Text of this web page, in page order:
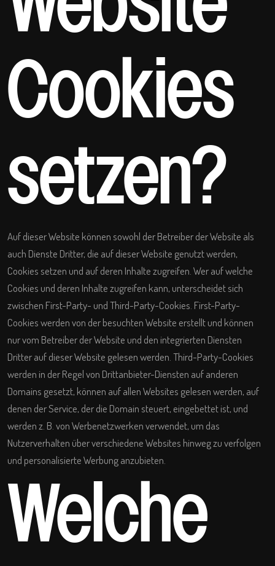
Cookies
setzen?
Auf dieser Website können sowohl der Betreiber der Website als
auch Dienste Dritter, die auf dieser Website genutzt werden,
Cookies setzen und auf deren Inhalte zugreifen. Wer auf welche
Cookies und deren Inhalte zugreifen kann, unterscheidet sich
zwischen First-Party- und Third-Party-Cookies. First-Party-
Cookies werden von der besuchten Website erstellt und können
nur vom Betreiber der Website und den integrierten Diensten
Dritter auf dieser Website gelesen werden. Third-Party-Cookies
werden in der Regel von Drittanbieter-Diensten auf anderen
Domains gesetzt, können auf allen Websites gelesen werden, auf
denen der Service, der die Domain steuert, eingebettet ist, und
werden z. B. von Werbenetzwerken verwendet, um das
Nutzerverhalten über verschiedene Websites hinweg zu verfolgen
und personalisierte Werbung anzubieten.
Welche